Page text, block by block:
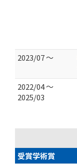
2023/07 ～
2022/04 ～
2025/03
受賞学術賞